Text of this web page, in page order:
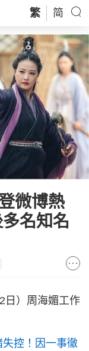
繁 简
微博熱
名知名
日）周海媚工作
控！因一事徹